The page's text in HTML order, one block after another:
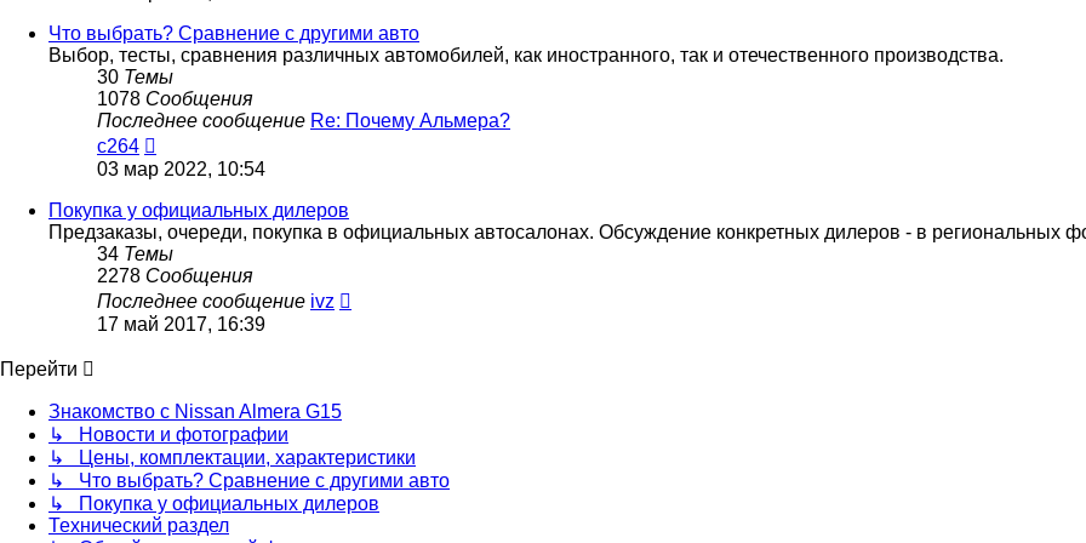
сообщению
Что выбрать? Сравнение с другими авто
Выбор, тесты, сравнения различных автомобилей, как иностранного, так и отечественного производства.
30 Темы
1078 Сообщения
Последнее сообщение Re: Почему Альмера?
c264
к
последнему
сообщению
03 мар 2022, 10:54
Покупка у официальных дилеров
Предзаказы, очереди, покупка в официальных автосалонах. Обсуждение конкретных дилеров - в региональных
34 Темы
2278 Сообщения
Последнее сообщение ivz
17 май 2017, 16:39
Перейти
Знакомство с Nissan Almera G15
↳ Новости и фотографии
↳ Цены, комплектации, характеристики
↳ Что выбрать? Сравнение с другими авто
↳ Покупка у официальных дилеров
Технический раздел